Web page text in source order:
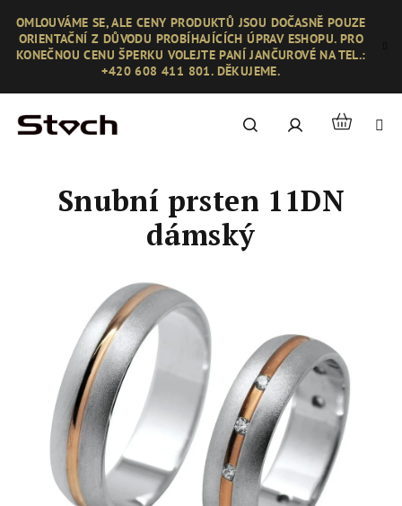
obsah
OMLOUVÁME SE, ALE CENY PRODUKTŮ JSOU DOČASNĚ POUZE
ORIENTAČNÍ Z DŮVODU PROBÍHAJÍCÍCH ÚPRAV ESHOPU. PRO
KONEČNOU CENU ŠPERKU VOLEJTE PANÍ JANČUROVÉ NA TEL.:
+420 608 411 801. DĚKUJEME.
Hledat PřihlášeníNákupní
Snubní prsten 11DN
dámský